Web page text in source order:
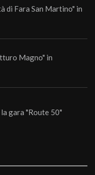
di Fara San Martino" in
Magno" in
gara "Route 50"